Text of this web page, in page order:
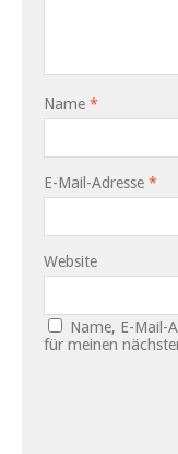
Name *
E-Mail-Adresse *
Website
Name, E-Mail-
für meinen